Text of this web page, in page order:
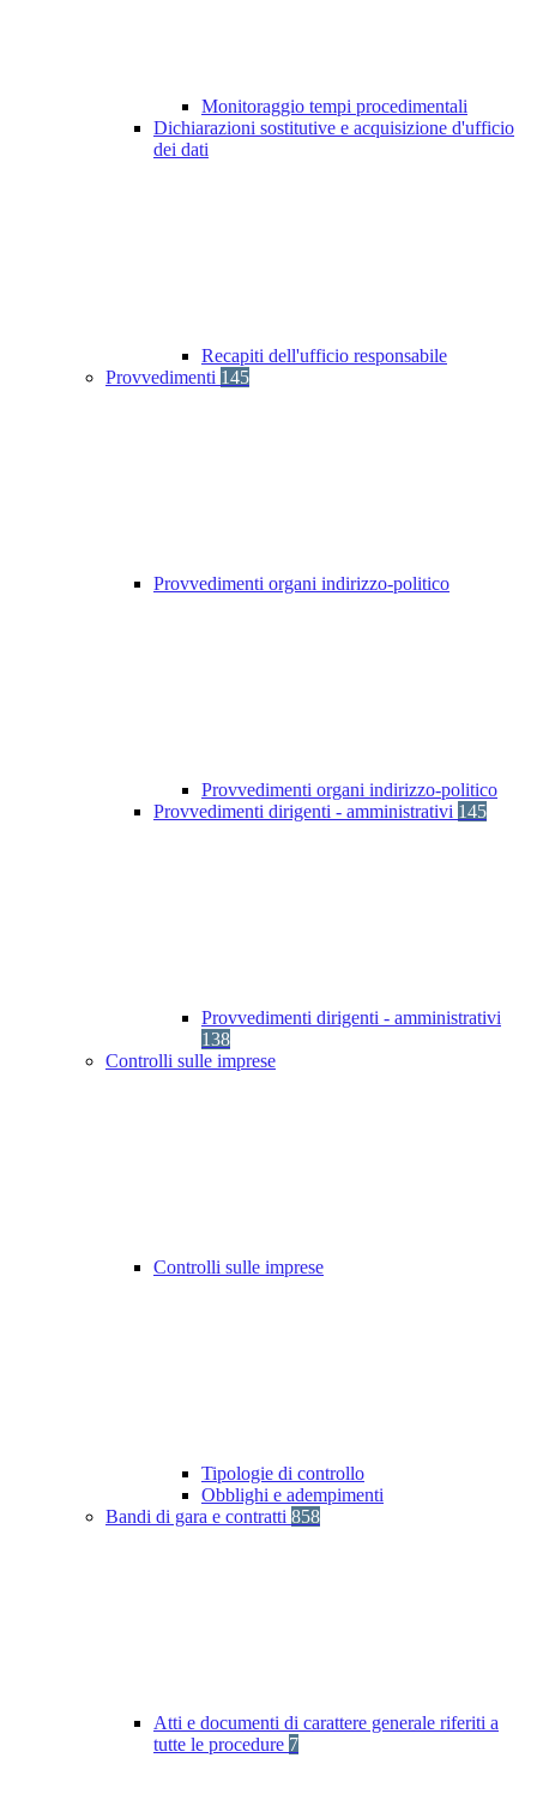
Monitoraggio tempi procedimentali
Dichiarazioni sostitutive e acquisizione d'ufficio
dei dati
Recapiti dell'ufficio responsabile
Provvedimenti 145
Provvedimenti organi indirizzo-politico
Provvedimenti organi indirizzo-politico
Provvedimenti dirigenti - amministrativi 145
Provvedimenti dirigenti - amministrativi
138
Controlli sulle imprese
Controlli sulle imprese
Tipologie di controllo
Obblighi e adempimenti
Bandi di gara e contratti 858
Atti e documenti di carattere generale riferiti a
tutte le procedure 7